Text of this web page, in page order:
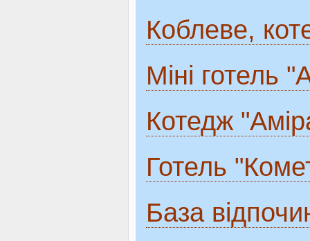
Коблеве,
Міні готель
Котедж
Готель
База